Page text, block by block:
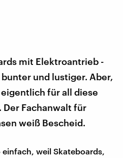
mit Elektroantrieb -
und lustiger. Aber,
für all diese
Fachanwalt für
weiß Bescheid.
weil Skateboards,